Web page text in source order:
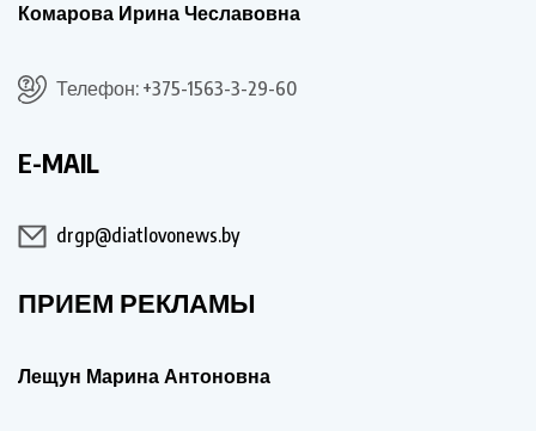
Комарова Ирина Чеславовна
Телефон: +375-1563-3-29-60
E-MAIL
drgp@diatlovonews.by
ПРИЕМ РЕКЛАМЫ
Лещун Марина Антоновна